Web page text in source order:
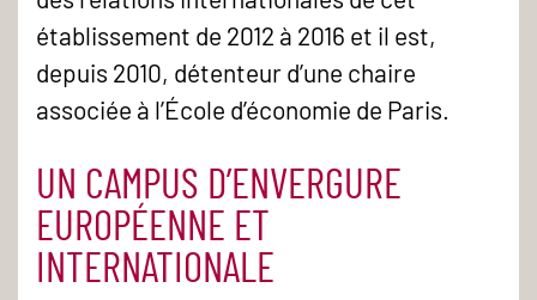
établissement de 2012 à 2016 et il est,
depuis 2010, détenteur d’une chaire
associée à l’École d’économie de Paris.
UN CAMPUS D’ENVERGURE
EUROPÉENNE ET
INTERNATIONALE